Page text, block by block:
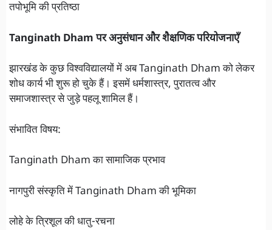
तपोभूमि की प्रतिष्ठा
Tanginath Dham पर अनुसंधान और शैक्षणिक परियोजनाएँ
झारखंड के कुछ विश्वविद्यालयों में अब Tanginath Dham को लेकर
शोध कार्य भी शुरू हो चुके हैं। इसमें धर्मशास्त्र, पुरातत्व और
समाजशास्त्र से जुड़े पहलू शामिल हैं।
संभावित विषय:
Tanginath Dham का सामाजिक प्रभाव
नागपुरी संस्कृति में Tanginath Dham की भूमिका
लोहे के त्रिशूल की धातु-रचना